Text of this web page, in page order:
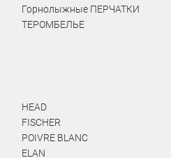
Горнолыжные ПЕРЧАТКИ
ТЕРОМБЕЛЬЕ
HEAD
FISCHER
POIVRE BLANC
ELAN